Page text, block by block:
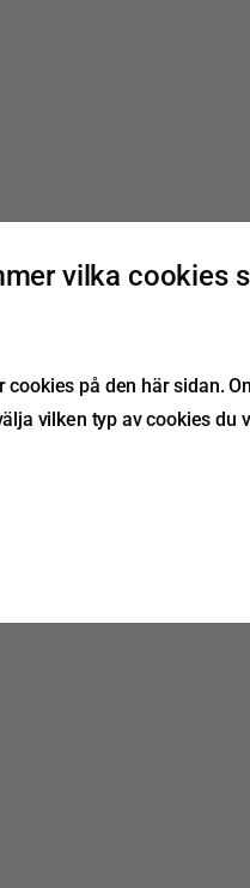
vilka cookies
cookies på den här sidan.
vilken typ av cookies